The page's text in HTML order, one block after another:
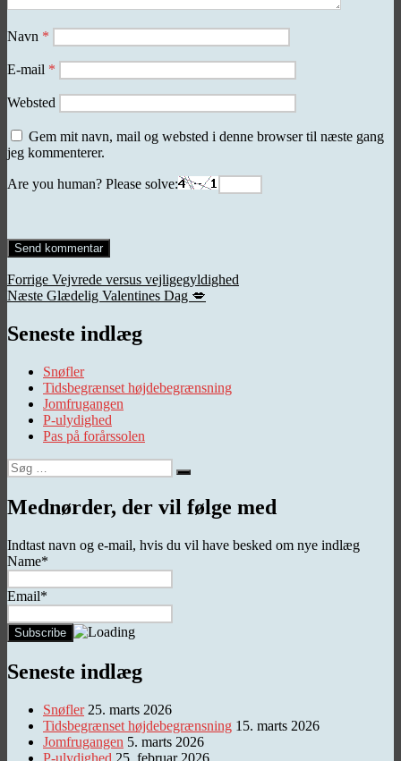
Navn *
E-mail *
Websted
Gem mit navn, mail og websted i denne browser til næste gang
jeg kommenterer.
Are you human? Please solve:
Indlægsnavigation
Forrige Forrige
indlæg:
Vejvrede versus vejligegyldighed
Næste Næste
Glædelig Valentines Dag 💋
Seneste indlæg
Snøfler
Tidsbegrænset højdebegrænsning
Jomfrugangen
P-ulydighed
Pas på forårssolen
Søg
efter:
Søg
Mednørder, der vil følge med
Indtast navn og e-mail, hvis du vil have besked om nye indlæg
Name*
Email*
Seneste indlæg
Snøfler 25. marts 2026
Tidsbegrænset højdebegrænsning 15. marts 2026
Jomfrugangen 5. marts 2026
P-ulydighed 25. februar 2026